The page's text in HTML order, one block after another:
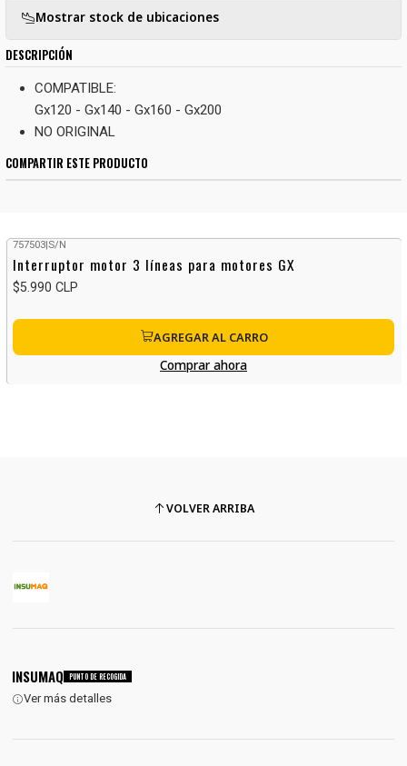
Mostrar stock de ubicaciones
DESCRIPCIÓN
COMPATIBLE:
Gx120 - Gx140 - Gx160 - Gx200
NO ORIGINAL
COMPARTIR ESTE PRODUCTO
757503|S/N
Interruptor motor 3 líneas para motores GX
$5.990 CLP
AGREGAR AL CARRO
Comprar ahora
VOLVER ARRIBA
INSUMAQ PUNTO DE RECOGIDA
Ver más detalles